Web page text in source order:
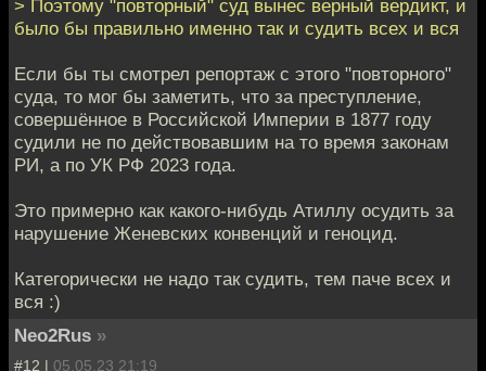
> Поэтому "повторный" суд вынес верный вердикт, и
было бы правильно именно так и судить всех и вся
Если бы ты смотрел репортаж с этого "повторного"
суда, то мог бы заметить, что за преступление,
совершённое в Российской Империи в 1877 году
судили не по действовавшим на то время законам
РИ, а по УК РФ 2023 года.
Это примерно как какого-нибудь Атиллу осудить за
нарушение Женевских конвенций и геноцид.
Категорически не надо так судить, тем паче всех и
вся :)
Neo2Rus »
#12 | 05.05.23 21:19